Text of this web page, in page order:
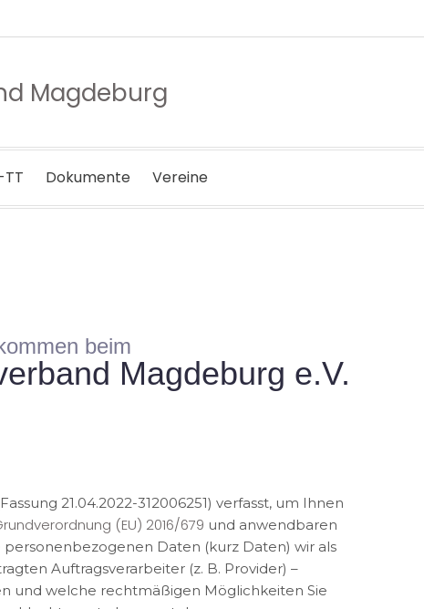
Magdeburg
Dokumente Vereine
beim
Magdeburg e.V.
21.04.2022-312006251) verfasst, um Ihnen
(EU) 2016/679 und anwendbaren
Daten (kurz Daten) wir als
Auftragsverarbeiter (z. B. Provider) –
und welche rechtmäßigen Möglichkeiten Sie